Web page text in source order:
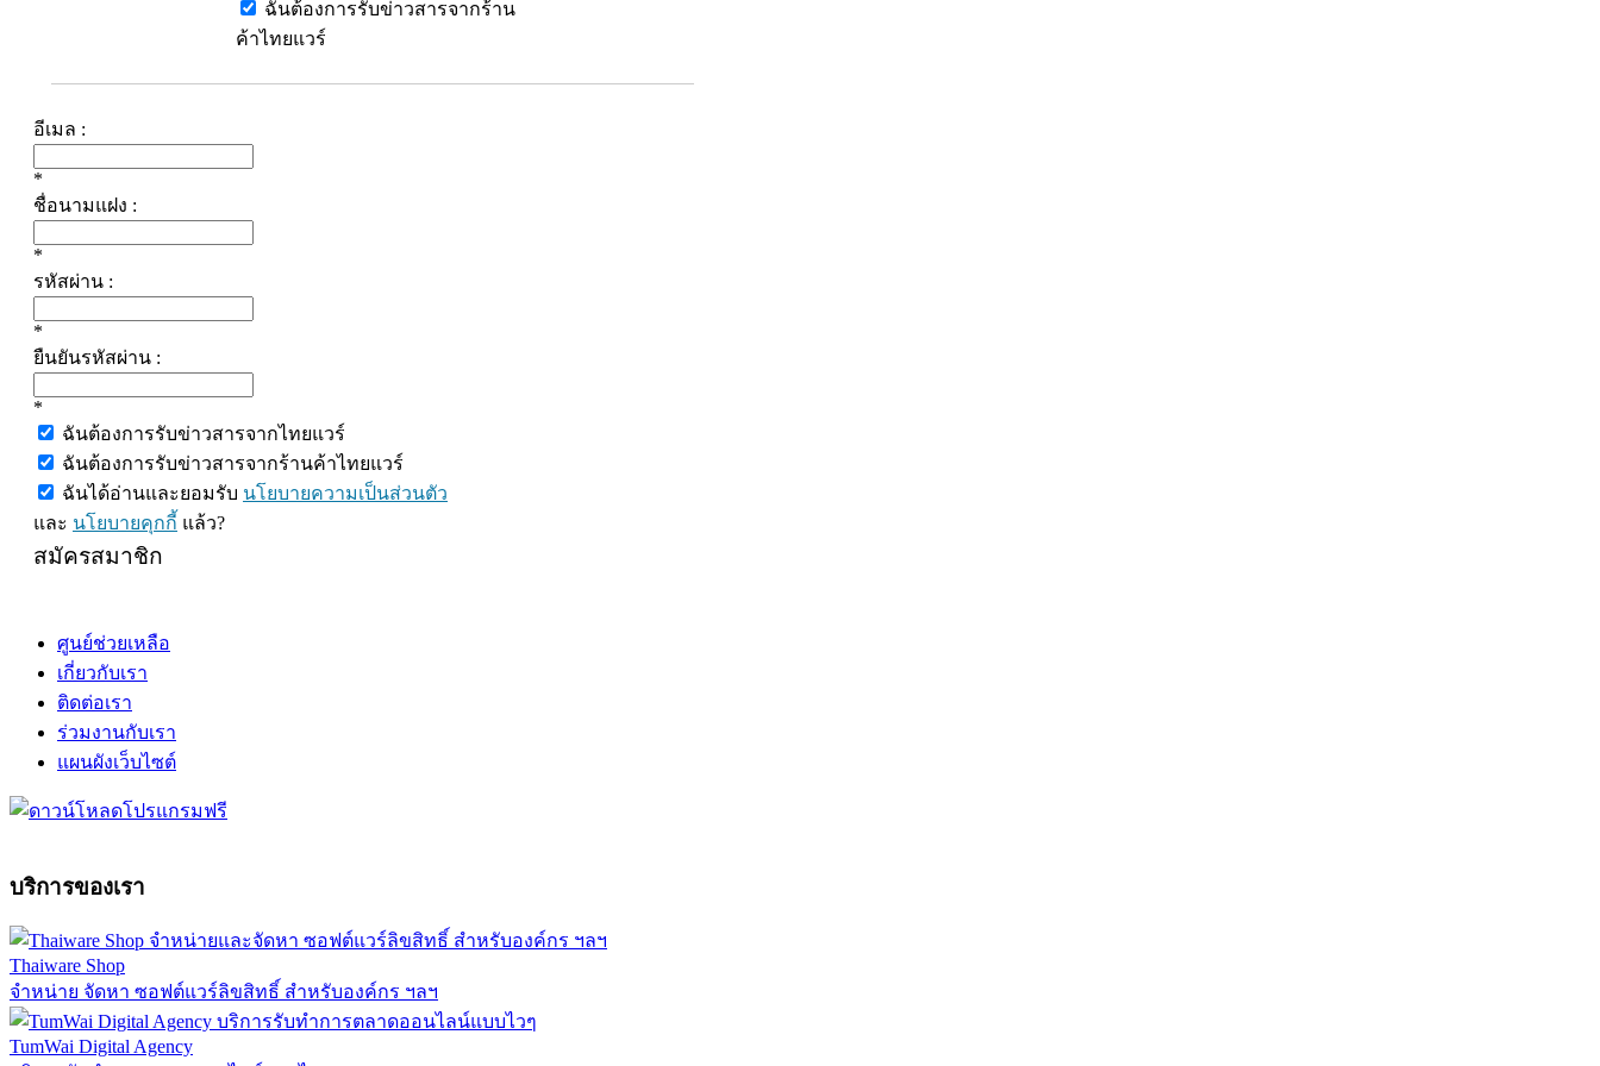
ฉันต้องการรับข่าวสารจากร้าน
ค้าไทยแวร์
อีเมล :
*
ชื่อนามแฝง :
*
รหัสผ่าน :
*
ยืนยันรหัสผ่าน :
*
ฉันต้องการรับข่าวสารจากไทยแวร์
ฉันต้องการรับข่าวสารจากร้านค้าไทยแวร์
ฉันได้อ่านและยอมรับ นโยบายความเป็นส่วนตัว
และ นโยบายคุกกี้ แล้ว?
สมัครสมาชิก
ศูนย์ช่วยเหลือ
เกี่ยวกับเรา
ติดต่อเรา
ร่วมงานกับเรา
แผนผังเว็บไซต์
บริการของเรา
Thaiware Shop
จำหน่าย จัดหา ซอฟต์แวร์ลิขสิทธิ์ สำหรับองค์กร ฯลฯ
TumWai Digital Agency